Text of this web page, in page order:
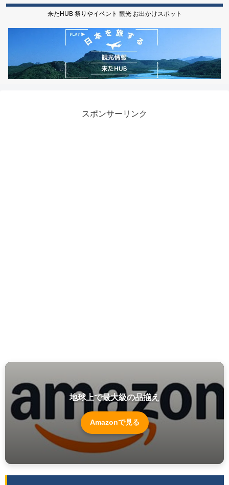
来たHUB 祭りやイベント 観光 お出かけスポット
スポンサーリンク
地球上で最大級の品揃え
Amazonで見る